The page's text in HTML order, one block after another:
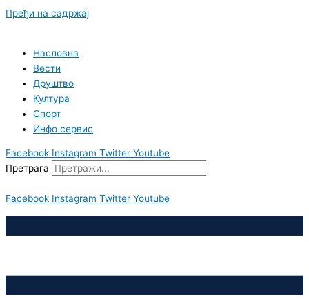
Пређи на садржај
Насловна
Вести
Друштво
Култура
Спорт
Инфо сервис
Facebook Instagram Twitter Youtube
Претрага
Facebook Instagram Twitter Youtube